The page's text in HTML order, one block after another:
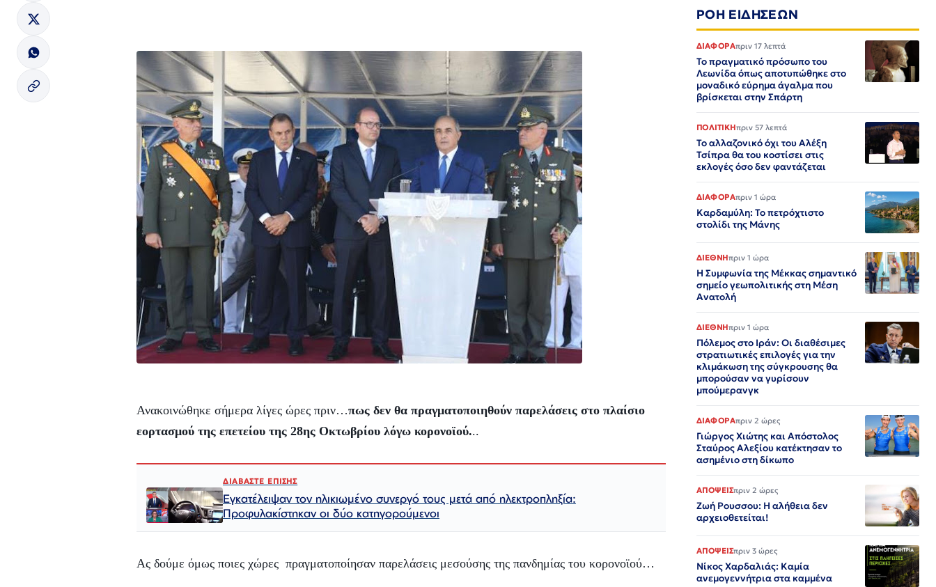
Ανακοινώθηκε σήμερα λίγες ώρες πριν…πως δεν θα πραγματοποιηθούν παρελάσεις στο πλαίσιο
εορτασμού της επετείου της 28ης Οκτωβρίου λόγω κορονοϊού...
ΔΙΑΒΑΣΤΕ ΕΠΙΣΗΣ
Εγκατέλειψαν τον ηλικιωμένο συνεργό τους μετά από ηλεκτροπληξία:
Προφυλακίστηκαν οι δύο κατηγορούμενοι
Ας δούμε όμως ποιες χώρες πραγματοποίησαν παρελάσεις μεσούσης της πανδημίας του κορονοϊού…
ΡΟΗ ΕΙΔΗΣΕΩΝ
ΔΙΑΦΟΡΑπριν 17 λεπτά
Το πραγματικό πρόσωπο του
Λεωνίδα όπως αποτυπώθηκε στο
μοναδικό εύρημα άγαλμα που
βρίσκεται στην Σπάρτη
ΠΟΛΙΤΙΚΗπριν 57 λεπτά
Το αλλαζονικό όχι του Αλέξη
Τσίπρα θα του κοστίσει στις
εκλογές όσο δεν φαντάζεται
ΔΙΑΦΟΡΑπριν 1 ώρα
Καρδαμύλη: Το πετρόχτιστο
στολίδι της Μάνης
ΔΙΕΘΝΗπριν 1 ώρα
Η Συμφωνία της Μέκκας σημαντικό
σημείο γεωπολιτικής στη Μέση
Ανατολή
ΔΙΕΘΝΗπριν 1 ώρα
Πόλεμος στο Ιράν: Οι διαθέσιμες
στρατιωτικές επιλογές για την
κλιμάκωση της σύγκρουσης θα
μπορούσαν να γυρίσουν
μπούμερανγκ
ΔΙΑΦΟΡΑπριν 2 ώρες
Γιώργος Χιώτης και Απόστολος
Σταύρος Αλεξίου κατέκτησαν το
ασημένιο στη δίκωπο
ΑΠΟΨΕΙΣπριν 2 ώρες
Ζωή Ρουσσου: Η αλήθεια δεν
αρχειοθετείται!
ΑΠΟΨΕΙΣπριν 3 ώρες
Νίκος Χαρδαλιάς: Καμία
ανεμογεννήτρια στα καμμένα